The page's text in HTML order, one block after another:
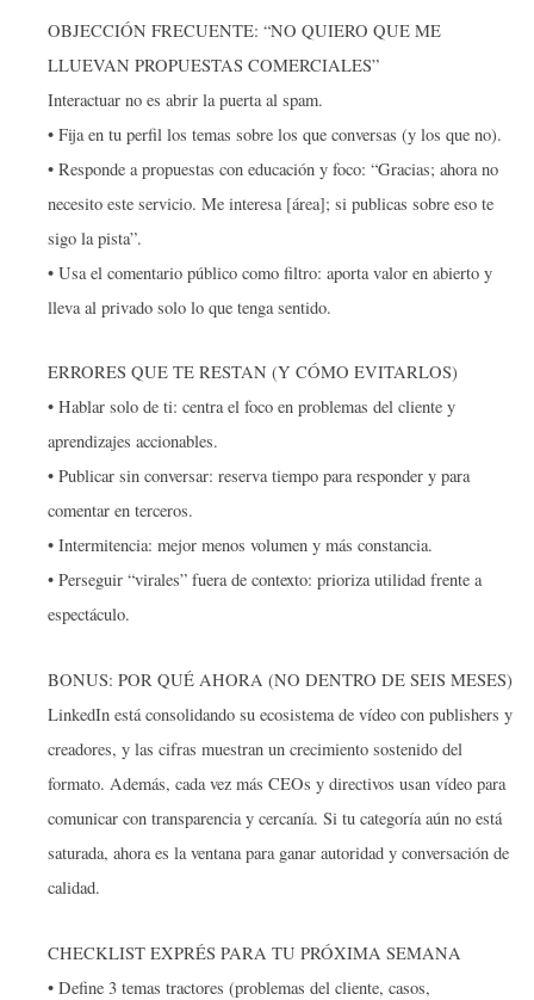
OBJECCIÓN FRECUENTE: “NO QUIERO QUE ME
LLUEVAN PROPUESTAS COMERCIALES”
Interactuar no es abrir la puerta al spam.
• Fija en tu perfil los temas sobre los que conversas (y los que no).
• Responde a propuestas con educación y foco: “Gracias; ahora no
necesito este servicio. Me interesa [área]; si publicas sobre eso te
sigo la pista”.
• Usa el comentario público como filtro: aporta valor en abierto y
lleva al privado solo lo que tenga sentido.
ERRORES QUE TE RESTAN (Y CÓMO EVITARLOS)
• Hablar solo de ti: centra el foco en problemas del cliente y
aprendizajes accionables.
• Publicar sin conversar: reserva tiempo para responder y para
comentar en terceros.
• Intermitencia: mejor menos volumen y más constancia.
• Perseguir “virales” fuera de contexto: prioriza utilidad frente a
espectáculo.
BONUS: POR QUÉ AHORA (NO DENTRO DE SEIS MESES)
LinkedIn está consolidando su ecosistema de vídeo con publishers y
creadores, y las cifras muestran un crecimiento sostenido del
formato. Además, cada vez más CEOs y directivos usan vídeo para
comunicar con transparencia y cercanía. Si tu categoría aún no está
saturada, ahora es la ventana para ganar autoridad y conversación de
calidad.
CHECKLIST EXPRÉS PARA TU PRÓXIMA SEMANA
• Define 3 temas tractores (problemas del cliente, casos,